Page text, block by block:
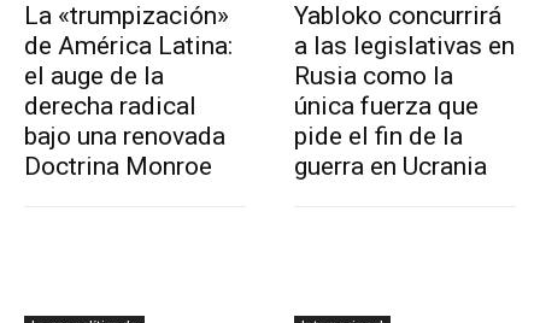
La «trumpización»
de América Latina:
el auge de la
derecha radical
bajo una renovada
Doctrina Monroe
Yabloko concurrirá
a las legislativas en
Rusia como la
única fuerza que
pide el fin de la
guerra en Ucrania